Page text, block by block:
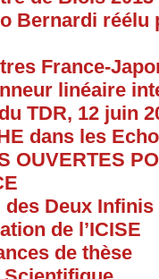
Bernardi réélu
France-
linéaire
TDR, 12 juin
dans les
OUVERTES
des Deux Infinis
de l’ICISE
de thèse